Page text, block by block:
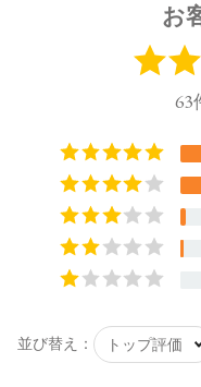
ダイマージリノール酸
プリロイルグリセリン
果実油、アルガニアス
ジカ種子油、ヒメマツ
ス、センチフォリアバ
ミツレ花エキス、パル
ブチル、ヤシ脂肪酸ス
ソステアリン酸ソルビ
油、ベルガモット果実
ジ果実油、イランイラ
お